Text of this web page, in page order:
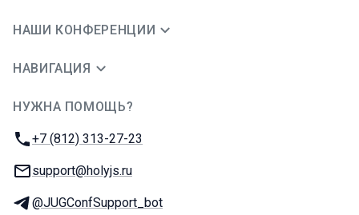
НАШИ КОНФЕРЕНЦИИ
НАВИГАЦИЯ
НУЖНА ПОМОЩЬ?
Телефон:
+7 (812) 313-27-23
E-mail:
support@holyjs.ru
Телеграм:
@JUGConfSupport_bot